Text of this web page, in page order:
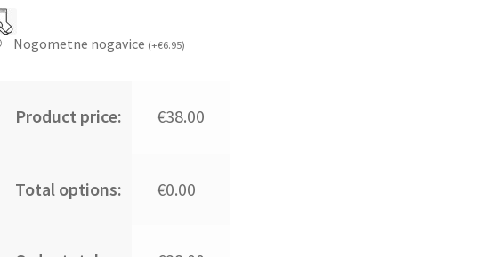
Nogometne nogavice (+€6.95)
Product price: €38.00
Total options: €0.00